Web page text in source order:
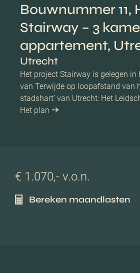
Bouwnummer 11,
Stairway – 3
appartement,
Utrecht
Het project Stairway is gelegen in
van Terwijde op loopafstand van
stadshart’ van Utrecht: Het
Het plan
€ 1.070,- v.o.n.
Bereken maandlasten